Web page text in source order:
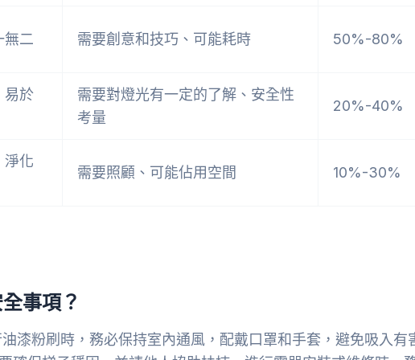
無二 需要創意和技巧、可能耗時 50%-80%
易於
需要對燈光有一定的了解、安全性
考量
20%-40%
淨化
需要照顧、可能佔用空間 10%-30%
事項？
漆粉刷時，務必保持室內通風，配戴口罩和手套，避免吸入有